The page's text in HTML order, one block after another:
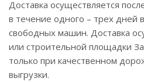
Доставка осуществляется
в течение одного – трех дней
свободных машин. Доставка
или строительной площадки
только при качественном
выгрузки.